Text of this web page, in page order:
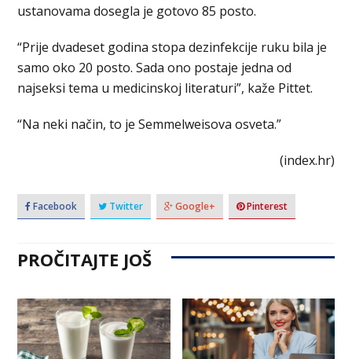
ustanovama dosegla je gotovo 85 posto.
“Prije dvadeset godina stopa dezinfekcije ruku bila je
samo oko 20 posto. Sada ono postaje jedna od
najseksi tema u medicinskoj literaturi”, kaže Pittet.
“Na neki način, to je Semmelweisova osveta.”
(index.hr)
Facebook Twitter Google+ Pinterest
PROČITAJTE JOŠ